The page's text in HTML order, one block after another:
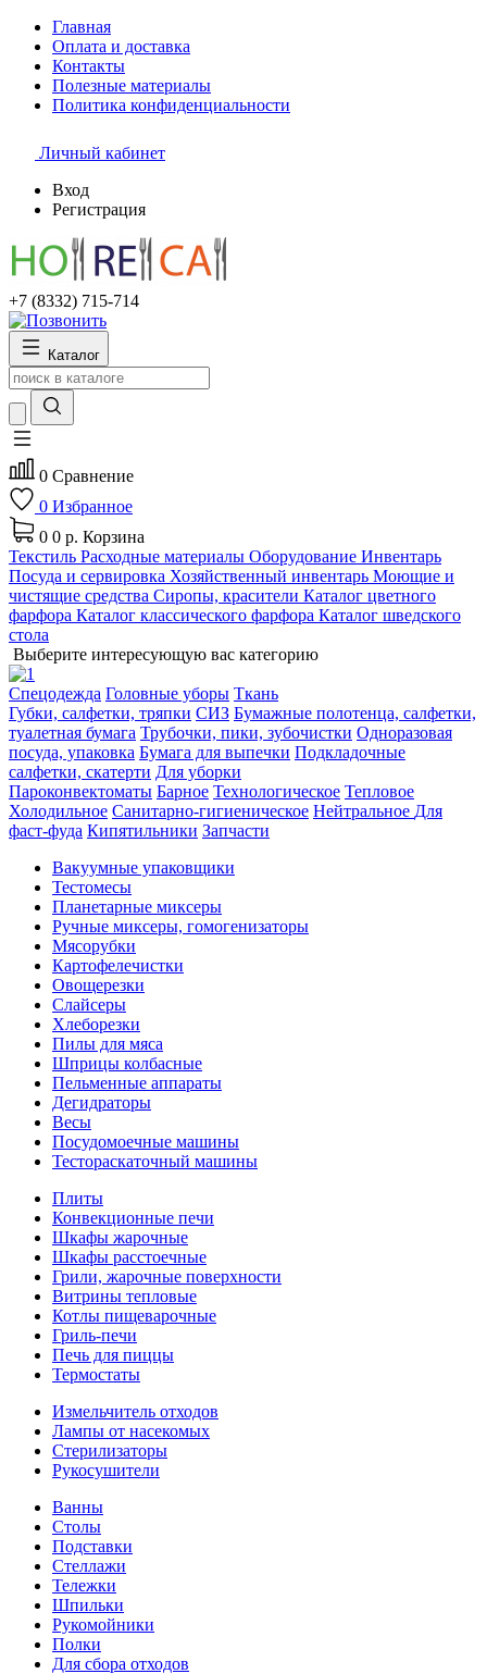
Главная
Оплата и доставка
Контакты
Полезные материалы
Политика конфиденциальности
Личный кабинет
Вход
Регистрация
+7 (8332) 715-714
Каталог
0 Сравнение
0 Избранное
0 0 р. Корзина
Текстиль Расходные материалы Оборудование Инвентарь
Посуда и сервировка Хозяйственный инвентарь Моющие и
чистящие средства Сиропы, красители Каталог цветного
фарфора Каталог классического фарфора Каталог шведского
стола
Выберите интересующую вас категорию
Спецодежда Головные уборы Ткань
Губки, салфетки, тряпки СИЗ Бумажные полотенца, салфетки,
туалетная бумага Трубочки, пики, зубочистки Одноразовая
посуда, упаковка Бумага для выпечки Подкладочные
салфетки, скатерти Для уборки
Пароконвектоматы Барное Технологическое Тепловое
Холодильное Санитарно-гигиеническое Нейтральное Для
фаст-фуда Кипятильники Запчасти
Вакуумные упаковщики
Тестомесы
Планетарные миксеры
Ручные миксеры, гомогенизаторы
Мясорубки
Картофелечистки
Овощерезки
Слайсеры
Хлеборезки
Пилы для мяса
Шприцы колбасные
Пельменные аппараты
Дегидраторы
Весы
Посудомоечные машины
Тестораскаточный машины
Плиты
Конвекционные печи
Шкафы жарочные
Шкафы расстоечные
Грили, жарочные поверхности
Витрины тепловые
Котлы пищеварочные
Гриль-печи
Печь для пиццы
Термостаты
Измельчитель отходов
Лампы от насекомых
Стерилизаторы
Рукосушители
Ванны
Столы
Подставки
Стеллажи
Тележки
Шпильки
Рукомойники
Полки
Для сбора отходов